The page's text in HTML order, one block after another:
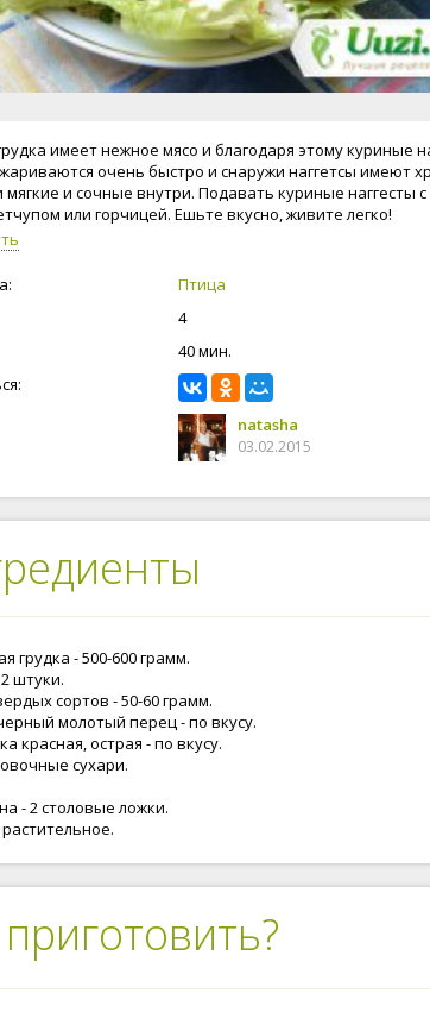
имеет нежное мясо и благодаря этому куриные
очень быстро и снаружи наггетсы имеют
мягкие и сочные внутри. Подавать куриные наггесты
или горчицей. Ешьте вкусно, живите легко!
Птица
4
40 мин.
natasha
03.02.2015
грудка - 500-600 грамм.
штуки.
сортов - 50-60 грамм.
молотый перец - по вкусу.
красная, острая - по вкусу.
сухари.
- 2 столовые ложки.